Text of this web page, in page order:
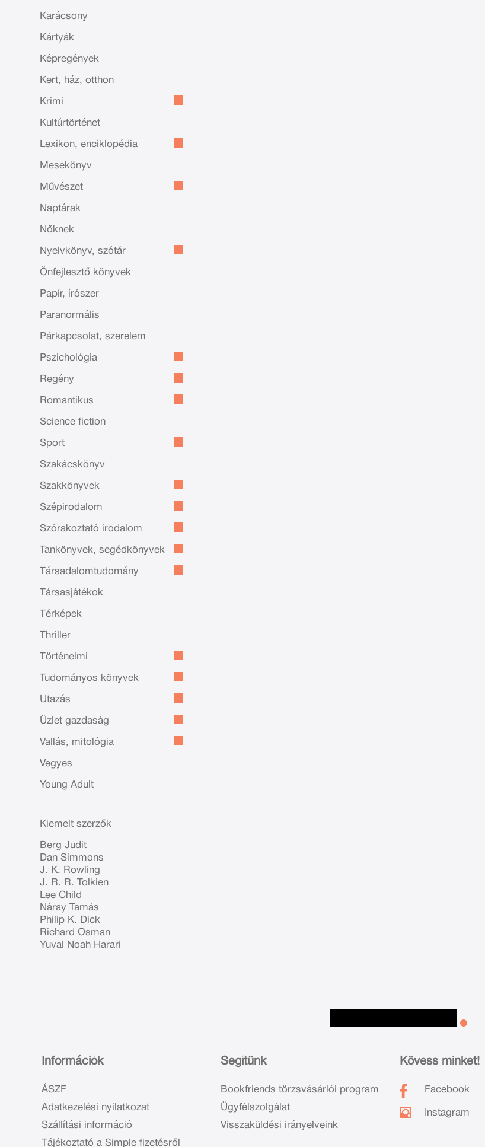
Karácsony
Kártyák
Képregények
Kert, ház, otthon
Krimi
Kultúrtörténet
Lexikon, enciklopédia
Mesekönyv
Művészet
Naptárak
Nőknek
Nyelvkönyv, szótár
Önfejlesztő könyvek
Papír, írószer
Paranormális
Párkapcsolat, szerelem
Pszichológia
Regény
Romantikus
Science fiction
Sport
Szakácskönyv
Szakkönyvek
Szépirodalom
Szórakoztató irodalom
Tankönyvek, segédkönyvek
Társadalomtudomány
Társasjátékok
Térképek
Thriller
Történelmi
Tudományos könyvek
Utazás
Üzlet gazdaság
Vallás, mitológia
Vegyes
Young Adult
Kiemelt szerzők
Berg Judit
Dan Simmons
J. K. Rowling
J. R. R. Tolkien
Lee Child
Náray Tamás
Philip K. Dick
Richard Osman
Yuval Noah Harari
Információk
ÁSZF
Adatkezelési nyilatkozat
Szállítási információ
Tájékoztató a Simple fizetésről
Segítünk
Bookfriends törzsvásárlói program
Ügyfélszolgálat
Visszaküldési irányelveink
Kövess minket!
Facebook
Instagram